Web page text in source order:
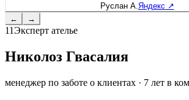
вовлечен в работу, помогал своим
позвонил, чтобы узнать результат. Купи салон - профессионалы! К
Руслан А. Яндекс ↗
←
→
11Эксперт ателье
Николоз Гвасалия
менеджер по заботе о клиентах · 7 лет в